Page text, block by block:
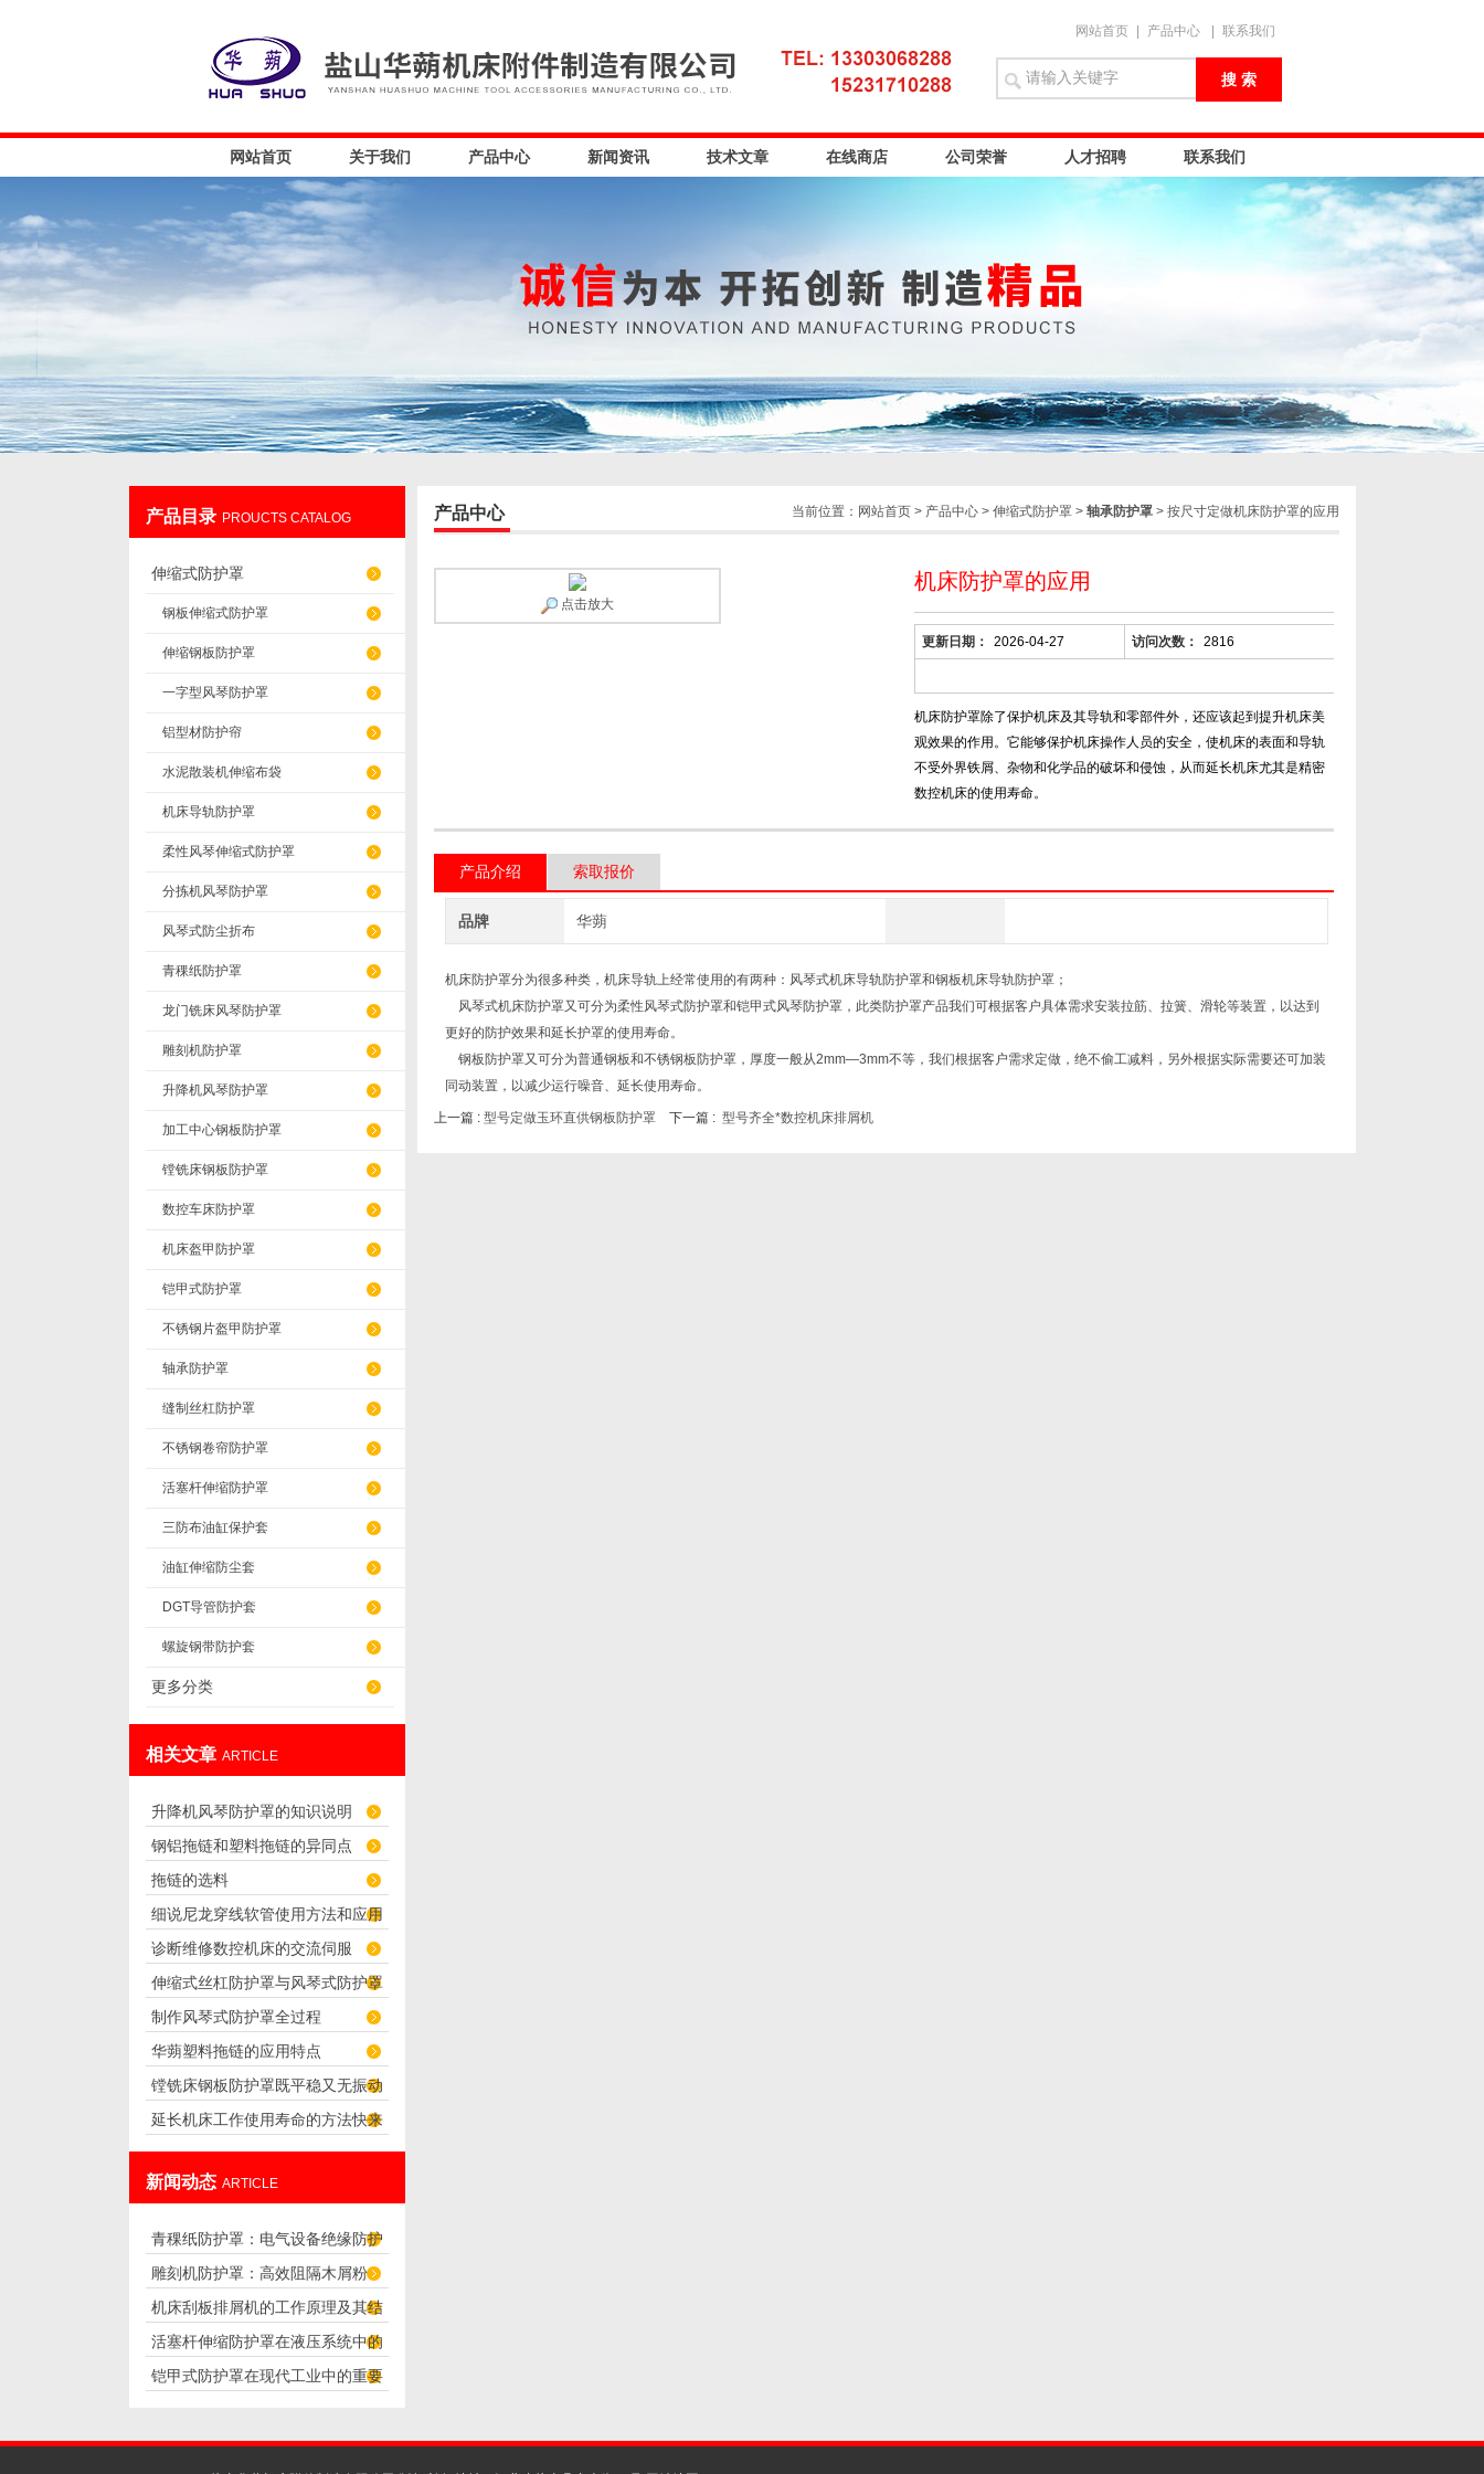
网站首页 产品中心 联系我们
网站首页 关于我们 产品中心 新闻资讯 技术文章 在线商店 公司荣誉 人才招聘 联系我们
产品目录 PROUCTS CATALOG
伸缩式防护罩
钢板伸缩式防护罩
伸缩钢板防护罩
一字型风琴防护罩
铝型材防护帘
水泥散装机伸缩布袋
机床导轨防护罩
柔性风琴伸缩式防护罩
分拣机风琴防护罩
风琴式防尘折布
青稞纸防护罩
龙门铣床风琴防护罩
雕刻机防护罩
升降机风琴防护罩
加工中心钢板防护罩
镗铣床钢板防护罩
数控车床防护罩
机床盔甲防护罩
铠甲式防护罩
不锈钢片盔甲防护罩
轴承防护罩
缝制丝杠防护罩
不锈钢卷帘防护罩
活塞杆伸缩防护罩
三防布油缸保护套
油缸伸缩防尘套
DGT导管防护套
螺旋钢带防护套
更多分类
相关文章 ARTICLE
升降机风琴防护罩的知识说明
钢铝拖链和塑料拖链的异同点
拖链的选料
细说尼龙穿线软管使用方法和应用
范围
诊断维修数控机床的交流伺服
伸缩式丝杠防护罩与风琴式防护罩
的区别
制作风琴式防护罩全过程
华蒴塑料拖链的应用特点
镗铣床钢板防护罩既平稳又无振动
噪音
延长机床工作使用寿命的方法快来
新闻动态 ARTICLE
青稞纸防护罩：电气设备绝缘防护
专用方案
雕刻机防护罩：高效阻隔木屑粉
尘，守护设备精度与安全
机床刮板排屑机的工作原理及其结
构分析
活塞杆伸缩防护罩在液压系统中的
应用
铠甲式防护罩在现代工业中的重要
当前位置： 网站首页> 产品中心> 伸缩式防护罩> 轴承防护罩> 按尺寸定做机床防护罩的应用
产品中心
机床防护罩的应用
更新日期： 2026-04-27 访问次数： 2816
机床防护罩除了保护机床及其导轨和零部件外，还应该起到提升机床美
观效果的作用。它能够保护机床操作人员的安全，使机床的表面和导轨
不受外界铁屑、杂物和化学品的破坏和侵蚀，从而延长机床尤其是精密
数控机床的使用寿命。
点击放大
产品介绍 索取报价
品牌 华蒴
机床防护罩分为很多种类，机床导轨上经常使用的有两种：风琴式机床导轨防护罩和钢板机床导轨防护罩；
风琴式机床防护罩又可分为柔性风琴式防护罩和铠甲式风琴防护罩，此类防护罩产品我们可根据客户具体需求安装拉筋、拉簧、滑轮等装置，以达到
更好的防护效果和延长护罩的使用寿命。
钢板防护罩又可分为普通钢板和不锈钢板防护罩，厚度一般从2mm—3mm不等，我们根据客户需求定做，绝不偷工减料，另外根据实际需要还可加装
同动装置，以减少运行噪音、延长使用寿命。
上一篇 : 型号定做玉环直供钢板防护罩下一篇 : 型号齐全*数控机床排屑机